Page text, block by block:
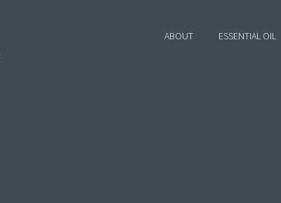
ABOUT ESSENTIAL OIL